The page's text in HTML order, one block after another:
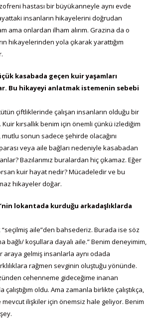
hastası bir büyükanneyle aynı evde
insanların hikayelerini doğrudan
ama onlardan ilham alırım. Grazina da o
hikayelerinden yola çıkarak yarattığım
kasabada geçen kuir yaşamları
Bu hikayeyi anlatmak istemenin sebebi
çiftliklerinde çalışan insanların olduğu bir
kırsallık benim için önemli çünkü izlediğim
sonun sadece şehirde olacağını
veya aile bağları nedeniyle kasabadan
Bazılarımız buralardan hiç çıkamaz. Eğer
kuir hayat nedir? Mücadeledir ve bu
hikayeler doğar.
lokantada kurduğu arkadaşlıklarda
“seçilmiş aile”den bahsederiz. Burada ise söz
bağlı/ koşullara dayalı aile.” Benim deneyimim,
araya gelmiş insanlarla aynı odada
rağmen sevginin oluştuğu yönünde.
cehenneme gideceğime inanan
oldu. Ama zamanla birlikte çalıştıkça,
mevcut ilişkiler için önemsiz hale geliyor. Benim